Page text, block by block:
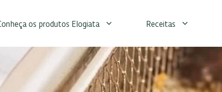
os produtos Elogiata Receitas